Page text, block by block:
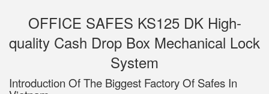
OFFICE SAFES KS125 DK High-
quality Cash Drop Box Mechanical Lock
System
Introduction Of The Biggest Factory Of Safes In